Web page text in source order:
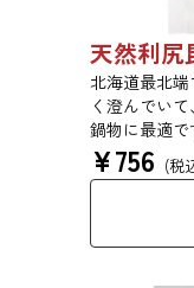
天然利
北海道最北
く澄んでい
鍋物に最適
使われている
¥756 (税